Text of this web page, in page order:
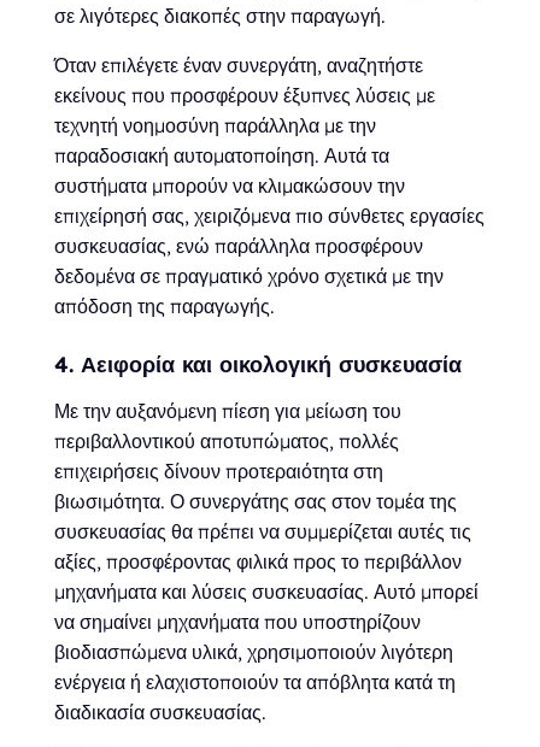
σε λιγότερες διακοπές στην παραγωγή.
Όταν επιλέγετε έναν συνεργάτη, αναζητήστε
εκείνους που προσφέρουν έξυπνες λύσεις με
τεχνητή νοημοσύνη παράλληλα με την
παραδοσιακή αυτοματοποίηση. Αυτά τα
συστήματα μπορούν να κλιμακώσουν την
επιχείρησή σας, χειριζόμενα πιο σύνθετες εργασίες
συσκευασίας, ενώ παράλληλα προσφέρουν
δεδομένα σε πραγματικό χρόνο σχετικά με την
απόδοση της παραγωγής.
4. Αειφορία και οικολογική συσκευασία
Με την αυξανόμενη πίεση για μείωση του
περιβαλλοντικού αποτυπώματος, πολλές
επιχειρήσεις δίνουν προτεραιότητα στη
βιωσιμότητα. Ο συνεργάτης σας στον τομέα της
συσκευασίας θα πρέπει να συμμερίζεται αυτές τις
αξίες, προσφέροντας φιλικά προς το περιβάλλον
μηχανήματα και λύσεις συσκευασίας. Αυτό μπορεί
να σημαίνει μηχανήματα που υποστηρίζουν
βιοδιασπώμενα υλικά, χρησιμοποιούν λιγότερη
ενέργεια ή ελαχιστοποιούν τα απόβλητα κατά τη
διαδικασία συσκευασίας.